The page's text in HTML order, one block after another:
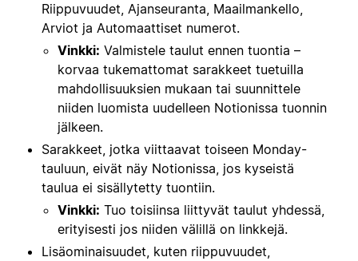
Riippuvuudet, Ajanseuranta, Maailmankello,
Arviot ja Automaattiset numerot.
Vinkki: Valmistele taulut ennen tuontia –
korvaa tukemattomat sarakkeet tuetuilla
mahdollisuuksien mukaan tai suunnittele
niiden luomista uudelleen Notionissa tuonnin
jälkeen.
Sarakkeet, jotka viittaavat toiseen Monday-
tauluun, eivät näy Notionissa, jos kyseistä
taulua ei sisällytetty tuontiin.
Vinkki: Tuo toisiinsa liittyvät taulut yhdessä,
erityisesti jos niiden välillä on linkkejä.
Lisäominaisuudet, kuten riippuvuudet,